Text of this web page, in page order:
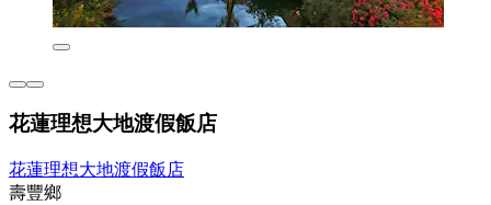
花蓮理想大地渡假飯店
花蓮理想大地渡假飯店
壽豐鄉